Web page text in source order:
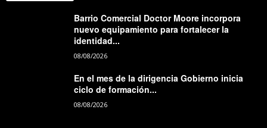
Barrio Comercial Doctor Moore incorpora
nuevo equipamiento para fortalecer la
identidad...
08/08/2026
En el mes de la dirigencia Gobierno inicia
ciclo de formación...
08/08/2026